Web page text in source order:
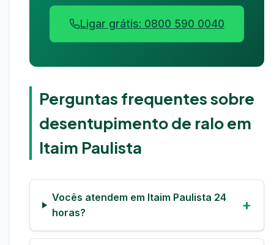
Ligar grátis: 0800 590 0040
Perguntas frequentes sobre
desentupimento de ralo em
Itaim Paulista
Vocês atendem em Itaim Paulista 24
horas?